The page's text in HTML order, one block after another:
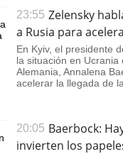
23:55 Zelensky
a Rusia para
En Kyiv, el presidente
la situación en Ucrania
Alemania, Annalena
acelerar la llegada de
20:05 Baerbock:
invierten los